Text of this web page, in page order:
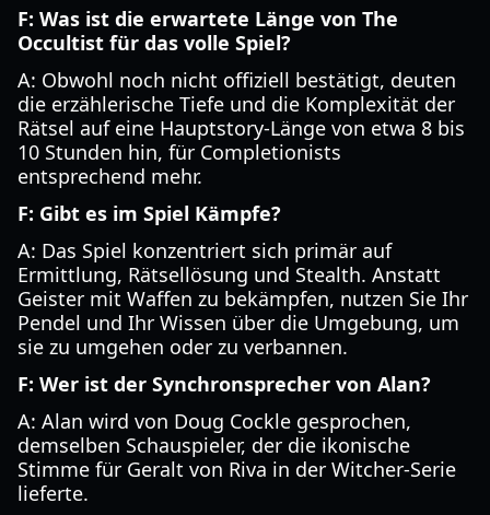
F: Was ist die erwartete Länge von The
Occultist für das volle Spiel?
A: Obwohl noch nicht offiziell bestätigt, deuten
die erzählerische Tiefe und die Komplexität der
Rätsel auf eine Hauptstory-Länge von etwa 8 bis
10 Stunden hin, für Completionists
entsprechend mehr.
F: Gibt es im Spiel Kämpfe?
A: Das Spiel konzentriert sich primär auf
Ermittlung, Rätsellösung und Stealth. Anstatt
Geister mit Waffen zu bekämpfen, nutzen Sie Ihr
Pendel und Ihr Wissen über die Umgebung, um
sie zu umgehen oder zu verbannen.
F: Wer ist der Synchronsprecher von Alan?
A: Alan wird von Doug Cockle gesprochen,
demselben Schauspieler, der die ikonische
Stimme für Geralt von Riva in der Witcher-Serie
lieferte.